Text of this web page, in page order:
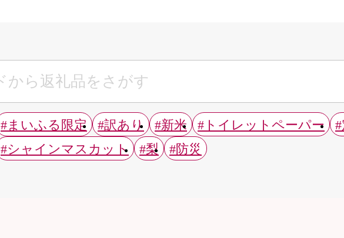
#まいふる限定 #訳あり #新米 #トイレットペーパー
#シャインマスカット
#梨 #防災